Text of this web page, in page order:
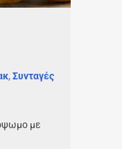
,Συνταγές
με